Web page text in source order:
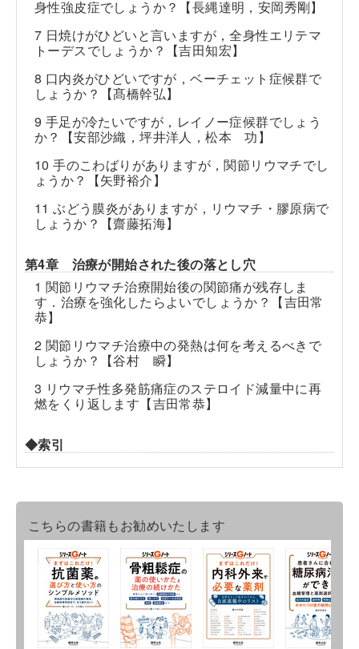
身性強皮症でしょうか？【長縄達明，安岡秀剛】
7 日焼けがひどいと言いますが，全身性エリテマ
トーデスでしょうか？【吉田知宏】
8 口内炎がひどいですが，ベーチェット症候群で
しょうか？【髙橋幹弘】
9 手足が冷たいですが，レイノー症候群でしょう
か？【安部沙織，坪井洋人，松本 功】
10 手のこわばりがありますが，関節リウマチでし
ょうか？【矢野裕介】
11 ぶどう膜炎がありますが，リウマチ・膠原病で
しょうか？【齋藤拓海】
第4章 治療が開始された後の落とし穴
1 関節リウマチ治療開始後の関節痛が残存しま
す．治療を強化したらよいでしょうか？【吉田常
恭】
2 関節リウマチ治療中の発熱は何を考えるべきで
しょうか？【谷村 瞬】
3 リウマチ性多発筋痛症のステロイド減量中に再
燃をくり返します【吉田常恭】
◆索引
こちらの書籍もお勧めいたします